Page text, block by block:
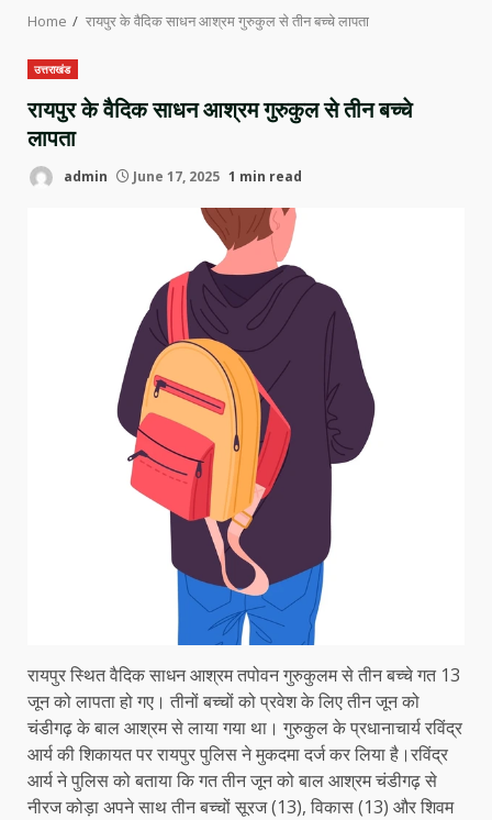
Home रायपुर के वैदिक साधन आश्रम गुरुकुल से तीन बच्चे लापता
उत्तराखंड
रायपुर के वैदिक साधन आश्रम गुरुकुल से तीन बच्चे
लापता
admin June 17, 2025 1 min read
रायपुर स्थित वैदिक साधन आश्रम तपोवन गुरुकुलम से तीन बच्चे गत 13
जून को लापता हो गए। तीनों बच्चों को प्रवेश के लिए तीन जून को
चंडीगढ़ के बाल आश्रम से लाया गया था। गुरुकुल के प्रधानाचार्य रविंद्र
आर्य की शिकायत पर रायपुर पुलिस ने मुकदमा दर्ज कर लिया है।रविंद्र
आर्य ने पुलिस को बताया कि गत तीन जून को बाल आश्रम चंडीगढ़ से
नीरज कोड़ा अपने साथ तीन बच्चों सूरज (13), विकास (13) और शिवम